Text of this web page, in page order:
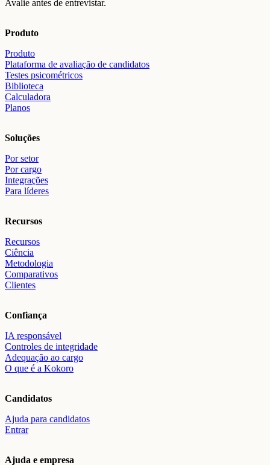
Avalie antes de entrevistar.
Produto
Produto
Plataforma de avaliação de candidatos
Testes psicométricos
Biblioteca
Calculadora
Planos
Soluções
Por setor
Por cargo
Integrações
Para líderes
Recursos
Recursos
Ciência
Metodologia
Comparativos
Clientes
Confiança
IA responsável
Controles de integridade
Adequação ao cargo
O que é a Kokoro
Candidatos
Ajuda para candidatos
Entrar
Ajuda e empresa